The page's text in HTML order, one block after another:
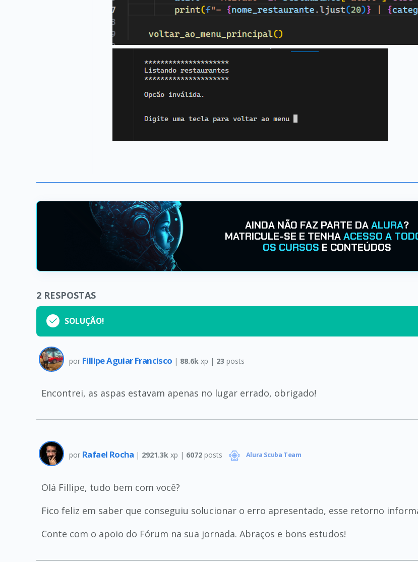
AINDA NÃO FAZ PARTE DAALURA?
MATRICULE-SE E TENHAACESSO A
OS CURSOS E CONTEÚDOS
2 RESPOSTAS
SOLUÇÃO!
por Fillipe Aguiar Francisco | 88.6k xp | 23 posts
Encontrei, as aspas estavam apenas no lugar errado, obrigado!
por Rafael Rocha | 2921.3k xp | 6072 posts Alura Scuba Team
Olá Fillipe, tudo bem com você?
Fico feliz em saber que conseguiu solucionar o erro apresentado, esse retorno
Conte com o apoio do Fórum na sua jornada. Abraços e bons estudos!